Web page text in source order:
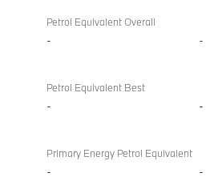
Petrol Equivalent Overall
- -
Petrol Equivalent Best
- -
Primary Energy Petrol Equivalent
- -